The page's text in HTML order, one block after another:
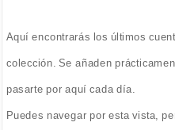
Aquí encontrarás los últimos
colección. Se añaden
pasarte por aquí cada día.
Puedes navegar por esta vista,